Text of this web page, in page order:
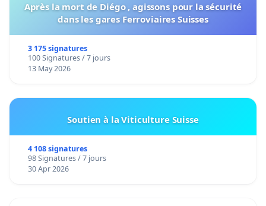
Après la mort de Diégo , agissons pour la sécurité
dans les gares Ferroviaires Suisses
3 175 signatures
100 Signatures / 7 jours
13 May 2026
Soutien à la Viticulture Suisse
4 108 signatures
98 Signatures / 7 jours
30 Apr 2026